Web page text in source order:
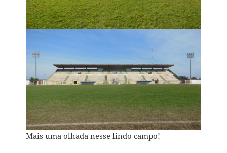
Mais uma olhada nesse lindo campo!